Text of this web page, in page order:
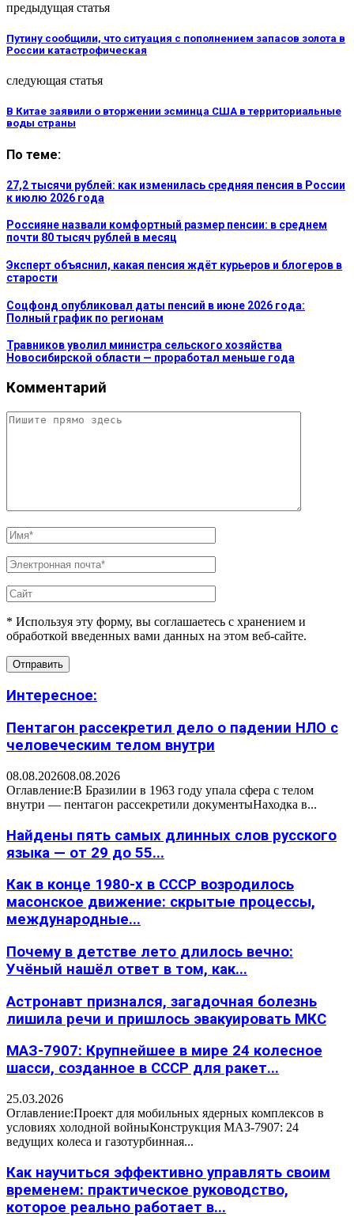
предыдущая статья
Путину сообщили, что ситуация с пополнением запасов золота в
России катастрофическая
следующая статья
В Китае заявили о вторжении эсминца США в территориальные
воды страны
По теме:
27,2 тысячи рублей: как изменилась средняя пенсия в России
к июлю 2026 года
Россияне назвали комфортный размер пенсии: в среднем
почти 80 тысяч рублей в месяц
Эксперт объяснил, какая пенсия ждёт курьеров и блогеров в
старости
Соцфонд опубликовал даты пенсий в июне 2026 года:
Полный график по регионам
Травников уволил министра сельского хозяйства
Новосибирской области — проработал меньше года
Комментарий
* Используя эту форму, вы соглашаетесь с хранением и
обработкой введенных вами данных на этом веб-сайте.
Интересное:
Пентагон рассекретил дело о падении НЛО с
человеческим телом внутри
08.08.202608.08.2026
Оглавление:В Бразилии в 1963 году упала сфера с телом
внутри — пентагон рассекретили документыНаходка в...
Найдены пять самых длинных слов русского
языка — от 29 до 55...
Как в конце 1980-х в СССР возродилось
масонское движение: скрытые процессы,
международные...
Почему в детстве лето длилось вечно:
Учёный нашёл ответ в том, как...
Астронавт признался, загадочная болезнь
лишила речи и пришлось эвакуировать МКС
МАЗ-7907: Крупнейшее в мире 24 колесное
шасси, созданное в СССР для ракет...
25.03.2026
Оглавление:Проект для мобильных ядерных комплексов в
условиях холодной войныКонструкция МАЗ-7907: 24
ведущих колеса и газотурбинная...
Как научиться эффективно управлять своим
временем: практическое руководство,
которое реально работает в...